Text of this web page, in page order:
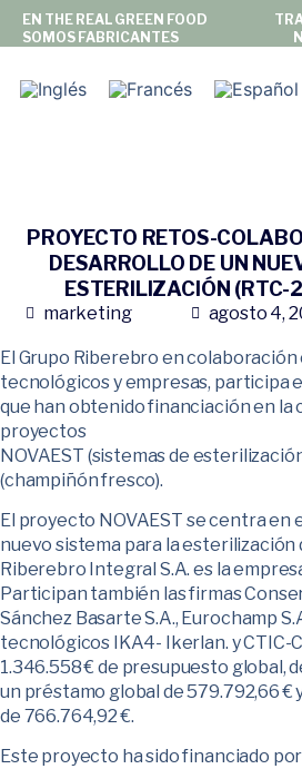
EN THE REAL GREEN FOOD
SOMOS FABRICANTES
NOTICIAS &
PROYECTO RETOS-
DESARROLLO DE UN
ESTERILIZACIÓN
marketing agosto 4,
El Grupo Riberebro en
tecnológicos y empresas, participa
que han obtenido financiación en la
proyectos
NOVAEST (sistemas de
(champiñón fresco).
El proyecto NOVAEST se centra en
nuevo sistema para la esterilización
Riberebro Integral S.A. es la
Participan también las firmas
Sánchez Basarte S.A., Eurochamp
tecnológicos IKA4- Ikerlan. y CTIC-
1.346.558 € de presupuesto global,
un préstamo global de 579.792,66 €
de 766.764,92 €.
Este proyecto ha sido financiado